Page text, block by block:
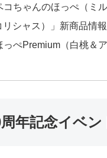
ちゃんのほっぺ（ミ
リシャス）」新商品情報
っぺPremium（白桃＆
年記念イベン